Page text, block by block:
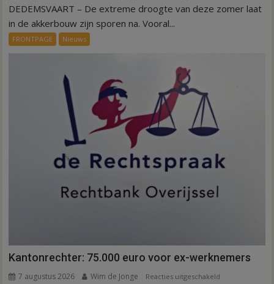
VIDEO
DEDEMSVAART – De extreme droogte van deze zomer laat
in de akkerbouw zijn sporen na. Vooral...
FRONTPAGE Nieuws
Kantonrechter: 75.000 euro voor ex-werknemers
7 augustus 2026 Wim de Jonge Reacties uitgeschakeld